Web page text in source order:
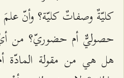
كليّةٌ وصفاتٌ كليّة؟ وأنّ
حصوليٌّ أم حضوريّ؟ من
هل هي من مقولة المادّة